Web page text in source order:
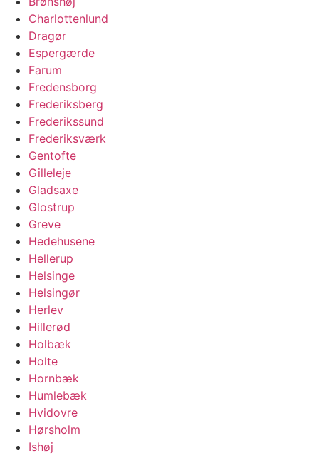
Charlottenlund
Dragør
Espergærde
Farum
Fredensborg
Frederiksberg
Frederikssund
Frederiksværk
Gentofte
Gilleleje
Gladsaxe
Glostrup
Greve
Hedehusene
Hellerup
Helsinge
Helsingør
Herlev
Hillerød
Holbæk
Holte
Hornbæk
Humlebæk
Hvidovre
Hørsholm
Ishøj